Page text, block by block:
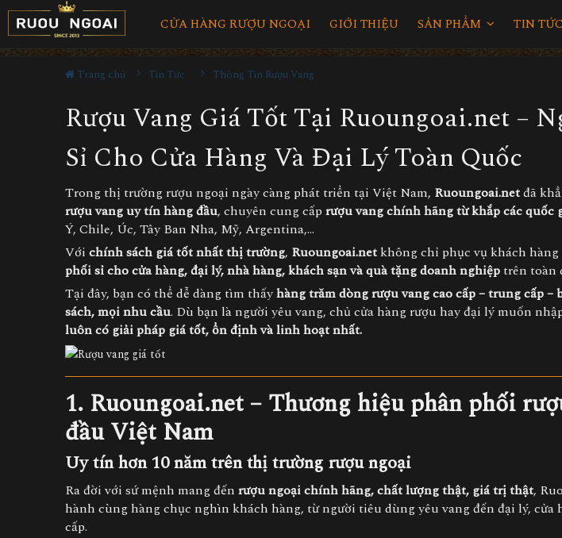
CỬA HÀNG RƯỢU NGOẠI GIỚI THIỆU SẢN PHẨM TIN TỨC
Trang chủ Tin Tức Thông Tin Rượu Vang
Rượu Vang Giá Tốt Tại Ruoungoai.net –
Sỉ Cho Cửa Hàng Và Đại Lý Toàn Quốc
Trong thị trường rượu ngoại ngày càng phát triển tại Việt Nam, Ruoungoai.netđã
rượu vang uy tín hàng đầu, chuyên cung cấp rượu vangchính hãng từ khắp các
Ý, Chile, Úc, Tây Ban Nha, Mỹ, Argentina,…
Với chính sách giá tốt nhất thị trường, Ruoungoai.net không chỉ phục vụ khách
phối sỉ cho cửa hàng, đại lý, nhà hàng, khách sạn và quà tặng doanh nghiệptrên toàn
Tại đây, bạn có thể dễ dàng tìm thấyhàng trăm dòng rượu vang cao cấp – trung cấp –
sách, mọi nhu cầu. Dù bạn là người yêu vang, chủ cửa hàng rượu hay đại lý muốn
luôn có giải pháp giá tốt, ổn định và linh hoạt nhất.
1. Ruoungoai.net – Thương hiệu phân phối
đầu Việt Nam
Uy tín hơn 10 năm trên thị trường rượu ngoại
Ra đời với sứ mệnh mang đến rượu ngoại chính hãng, chất lượng thật, giá trị thật,
hành cùng hàng chục nghìn khách hàng, từ người tiêu dùng yêu vang đến đại lý, cửa
cấp.